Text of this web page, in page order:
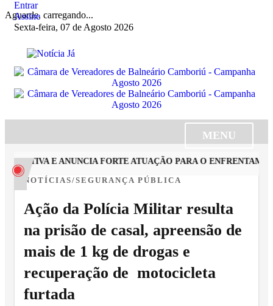
Aguarde, carregando...
Entrar
Assine
Sexta-feira, 07 de Agosto 2026
MENU
E ANUNCIA FORTE ATUAÇÃO PARA O
NOTÍCIAS/SEGURANÇA PÚBLICA
Ação da Polícia Militar resulta
na prisão de casal, apreensão de
mais de 1 kg de drogas e
recuperação de motocicleta
furtada